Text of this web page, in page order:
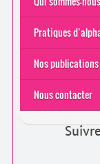
Pratiques
Nos publications
Nous contacter